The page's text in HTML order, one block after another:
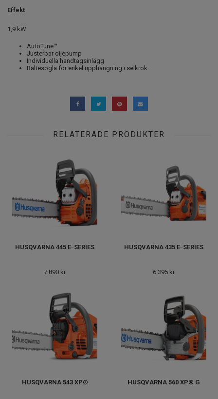
Effekt
1,9 kW
AutoTune™
Justerbar oljepump
Individuella handtagsinlägg
Bältesögla för enkel upphängning i selkrok.
RELATERADE PRODUKTER
HUSQVARNA 445 E-SERIES
7 890 kr
HUSQVARNA 435 E-SERIES
6 395 kr
HUSQVARNA 543 XP® HUSQVARNA 560 XP® G